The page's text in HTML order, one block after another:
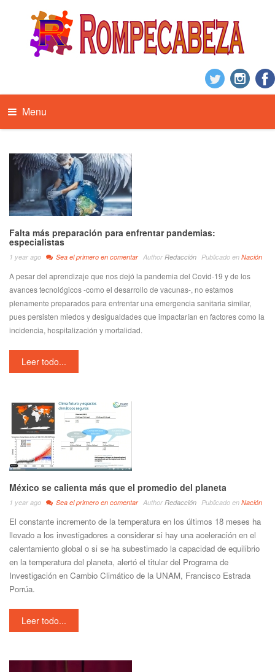
Menu
Falta más preparación para enfrentar pandemias:
especialistas
1 year ago Sea el primero en comentar Author Redacción Publicado en Nación
A pesar del aprendizaje que nos dejó la pandemia del Covid-19 y de los
avances tecnológicos -como el desarrollo de vacunas-, no estamos
plenamente preparados para enfrentar una emergencia sanitaria similar,
pues persisten miedos y desigualdades que impactarían en factores como la
incidencia, hospitalización y mortalidad.
Leer todo...
México se calienta más que el promedio del planeta
1 year ago Sea el primero en comentar Author Redacción Publicado en Nación
El constante incremento de la temperatura en los últimos 18 meses ha
llevado a los investigadores a considerar si hay una aceleración en el
calentamiento global o si se ha subestimado la capacidad de equilibrio
en la temperatura del planeta, alertó el titular del Programa de
Investigación en Cambio Climático de la UNAM, Francisco Estrada
Porrúa.
Leer todo...